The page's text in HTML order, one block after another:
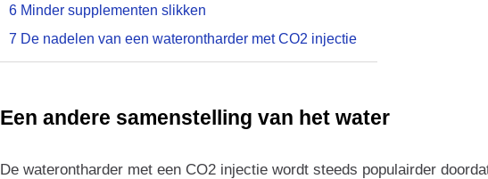
6 Minder supplementen slikken
7 De nadelen van een waterontharder met CO2 injectie
Een andere samenstelling van het water
De waterontharder met een CO2 injectie wordt steeds populairder